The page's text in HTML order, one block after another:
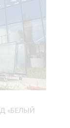
«БЕЛЫЙ